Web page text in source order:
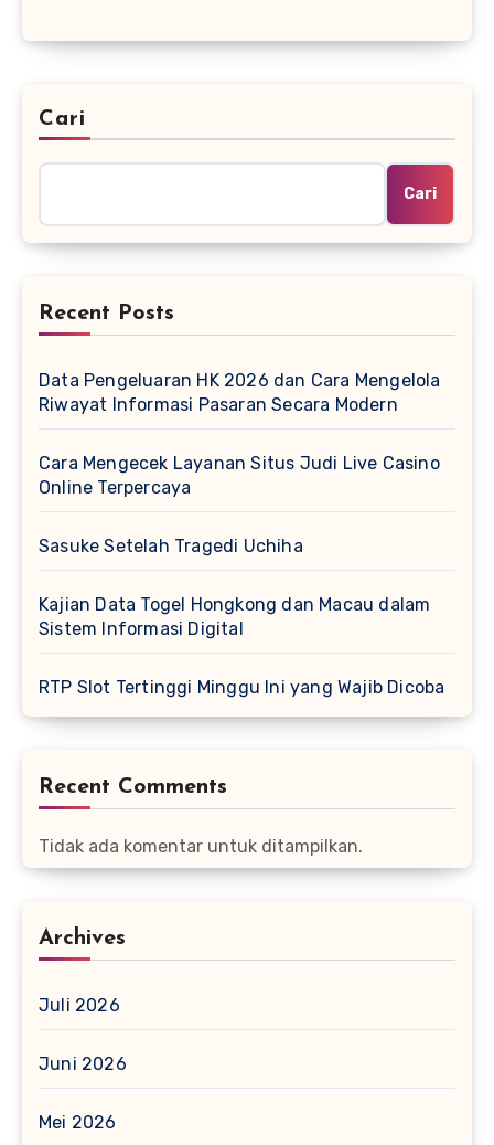
Cari
Cari
Recent Posts
Data Pengeluaran HK 2026 dan Cara Mengelola
Riwayat Informasi Pasaran Secara Modern
Cara Mengecek Layanan Situs Judi Live Casino
Online Terpercaya
Sasuke Setelah Tragedi Uchiha
Kajian Data Togel Hongkong dan Macau dalam
Sistem Informasi Digital
RTP Slot Tertinggi Minggu Ini yang Wajib Dicoba
Recent Comments
Tidak ada komentar untuk ditampilkan.
Archives
Juli 2026
Juni 2026
Mei 2026